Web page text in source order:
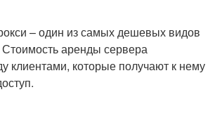
– один из самых дешевых видов
аренды сервера
клиентами, которые получают к нему